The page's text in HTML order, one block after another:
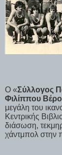
Ο «Σύλλογος
Φιλίππου
μεγάλη του
Κεντρικής
διάσωση,
χάντμπολ στην